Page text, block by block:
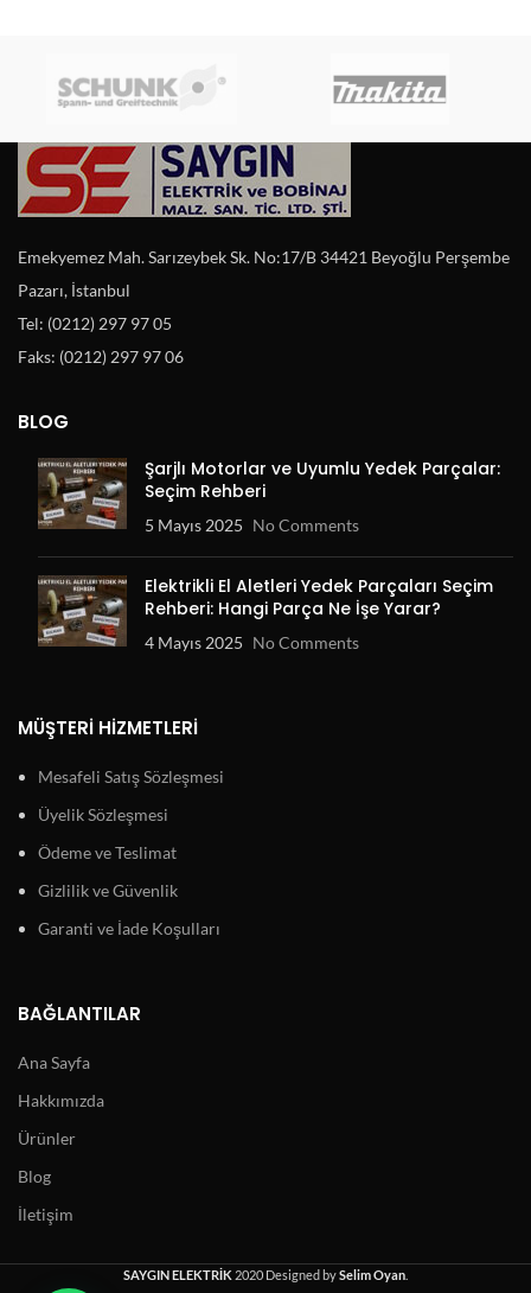
Emekyemez Mah. Sarızeybek Sk. No:17/B 34421 Beyoğlu Perşembe
Pazarı, İstanbul
Tel: (0212) 297 97 05
Faks: (0212) 297 97 06
BLOG
Şarjlı Motorlar ve Uyumlu Yedek Parçalar:
Seçim Rehberi
5 Mayıs 2025 No Comments
Elektrikli El Aletleri Yedek Parçaları Seçim
Rehberi: Hangi Parça Ne İşe Yarar?
4 Mayıs 2025 No Comments
MÜŞTERI HIZMETLERI
Mesafeli Satış Sözleşmesi
Üyelik Sözleşmesi
Ödeme ve Teslimat
Gizlilik ve Güvenlik
Garanti ve İade Koşulları
BAĞLANTILAR
Ana Sayfa
Hakkımızda
Ürünler
Blog
İletişim
SAYGIN ELEKTRİK 2020 Designed bySelim Oyan